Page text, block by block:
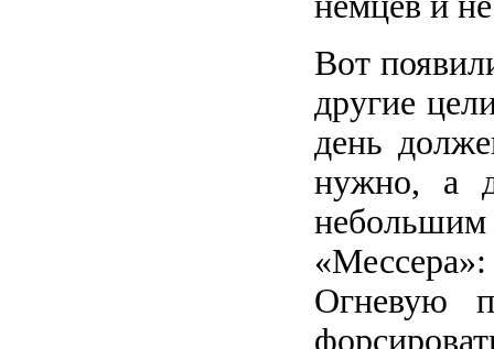
Вот
другие
день
нужно, а
Огневую